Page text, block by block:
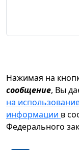
Нажимая на
сообщение, Вы
на
информации в
Федерального